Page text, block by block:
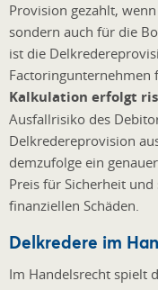
Provision gezahlt,
sondern auch für die
ist die
Factoringunternehmen
Kalkulation erfolgt
Ausfallrisiko des
Delkredereprovision
demzufolge ein
Preis für Sicherheit
finanziellen Schäden.
Delkredere im
Im Handelsrecht spielt